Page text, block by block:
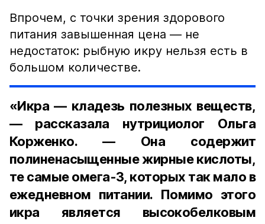
Впрочем, с точки зрения здорового
питания завышенная цена — не
недостаток: рыбную икру нельзя есть в
большом количестве.
«Икра — кладезь полезных веществ,
— рассказала нутрициолог Ольга
Корженко. — Она содержит
полиненасыщенные жирные кислоты,
те самые омега-3, которых так мало в
ежедневном питании. Помимо этого
икра является высокобелковым